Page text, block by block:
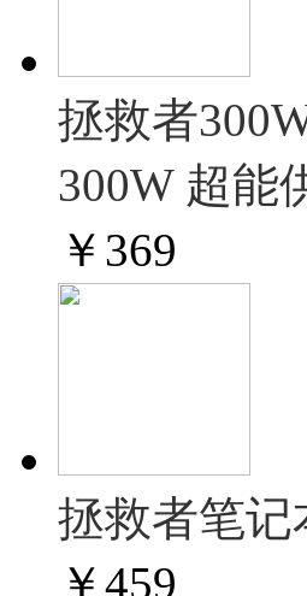
拯救者
300W 超能
￥ 369
拯救者笔记
￥459